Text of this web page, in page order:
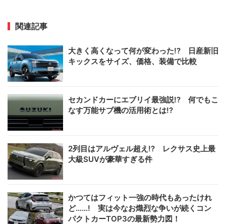
関連記事
大きく高くなって何が変わった!? 日産新旧
キックスをサイズ、価格、装備で比較
セカンドカーにエブリイ最強説!? 何でもこ
なす万能サブ機の活用術とは!?
2列目はアルヴェル超え!? レクサス史上最
大級SUVが豪華すぎる件
かつてはフィット一強の時代もあったけれ
ど……! 実は今なお熾烈な争いが続くコン
パクトカーTOP3の最新勢力図！